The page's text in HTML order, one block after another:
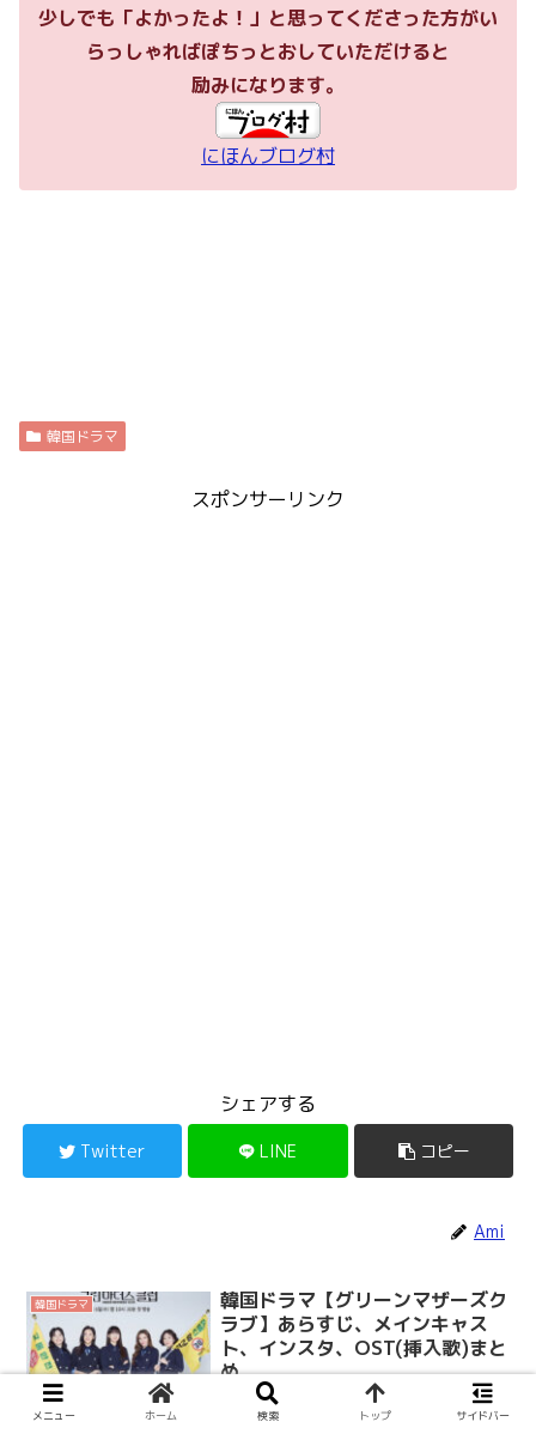
少しでも「よかったよ！」と思ってくださった方がい
らっしゃればぽちっとおしていただけると
励みになります。
にほんブログ村
韓国ドラマ
スポンサーリンク
シェアする
Twitter LINE コピー
Ami
韓国ドラマ
韓国ドラマ【グリーンマザーズク
ラブ】あらすじ、メインキャス
ト、インスタ、OST(挿入歌)まと
め
2022年4月6日(水)から韓国のJTBCで放
送される予定の「グリーンマザーズクラ
メニュー ホーム 検索 トップ サイドバー